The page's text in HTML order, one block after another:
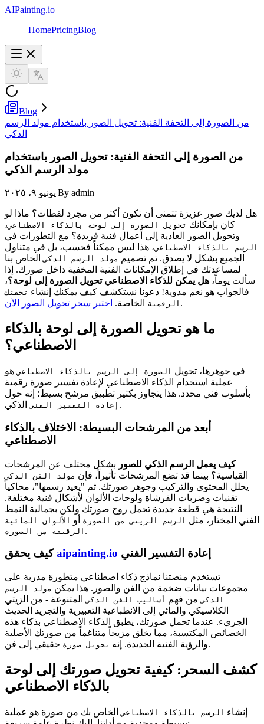
AIPainting.io
HomePricingBlog
Blog
من الصورة إلى التحفة الفنية: تحويل الصور باستخدام مولد الرسم
الذكي
من الصورة إلى التحفة الفنية: تحويل الصور باستخدام
مولد الرسم الذكي
يونيو ٩، ٢٠٢٥|By admin
هل لديك صور عزيزة تتمنى أن تكون أكثر من مجرد لقطات؟ ماذا لو
كان بإمكانك تحويل الصورة إلى لوحة بالذكاء الاصطناعي،
وتحويل الصور العادية إلى أعمال فنية فريدة؟ مع التطورات في
الرسم بالذكاء الاصطناعي، هذا ليس ممكناً فحسب، بل في متناول
الجميع بشكل لا يصدق. تم تصميم مولد الرسم الذكيالخاص بنا
لمساعدتك في إطلاق الإمكانات الفنية المخفية داخل صورك. إذا
سألت يوماً، هل يمكن للذكاء الاصطناعي تحويل الصورة إلى لوحة؟،
فالجواب هو نعم مدوية! دعونا نستكشف كيف يمكنك إنشاء تحفتك
الرقمية
الخاصة. اختبر سحر تحويل الصور الآن .
ما هو تحويل الصورة إلى لوحة بالذكاء
الاصطناعي؟
في جوهرها، تحويل الصورة إلى الرسم بالذكاء الاصطناعيهو
عملية استخدام الذكاء الاصطناعي لإعادة تفسير صورة رقمية
بأسلوب فني محدد. هذا يتجاوز بكثير تطبيق مرشح بسيط؛ إنه حول
إعادة التفسير الفني الذكي.
أبعد من المرشحات البسيطة: الاختلاف بالذكاء
الاصطناعي
كيف يعمل الرسم الذكي للصور بشكل مختلف عن المرشحات
القياسية؟ بينما قد تضع المرشحات تأثيراً، فإن مولد الفن الذكي
يحلل المحتوى والتركيب وجوهر صورتك. ثم "يعيد رسمها"، محاكياً
تقنيات وضربات الفرشاة ولوحات الألوان لأشكال فنية مختلفة.
النتيجة هي قطعة جديدة تحمل روح صورتك ولكن بجمالية النمط
الفني المختار، مثل الرسم الزيتي من الصورة أو الألوان المائية
الرقيقة من الصورة .
كيف يحققaipainting.io إعادة التفسير الفني
تستخدم منصتنا نماذج ذكاء اصطناعي متطورة مدربة على
مجموعات بيانات ضخمة من الفن والصور. هذا يمكن مولد الرسم
الذكيمن فهم أساليب الفن الذكيالمتنوعة - من الزيتي
الكلاسيكي والمائي إلى الانطباعية التعبيرية والتجريد الحديث
الجريء. عندما تحمل صورتك، يطبق الذكاء الاصطناعي بذكاء هذه
الخصائص المكتسبة، مما يخلق مزيجاً متناغماً من صورتك الأصلية
والرؤية الفنية الجديدة. إنه تحويل صورة حقيقي إلى فن.
كشف السحر: كيفية تحويل صورتك إلى لوحة
بالذكاء الاصطناعي
إنشاء الرسم بالذكاء الاصطناعيالخاص بك من صورة هو عملية